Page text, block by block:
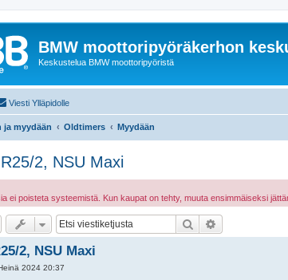
BMW moottoripyöräkerhon
Keskustelua BMW moottoripyöristä
Viesti Ylläpidolle
ja myydään Oldtimers Myydään
2, NSU Maxi
ei poisteta systeemistä. Kun kaupat on tehty, muuta ensimmäiseksi
Etsi
2, NSU Maxi
2024 20:37